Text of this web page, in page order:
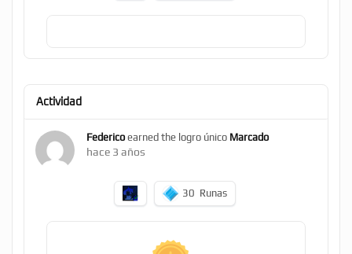
Actividad
Federicoearned the logro único Marcado
hace 3 años
30 Runas